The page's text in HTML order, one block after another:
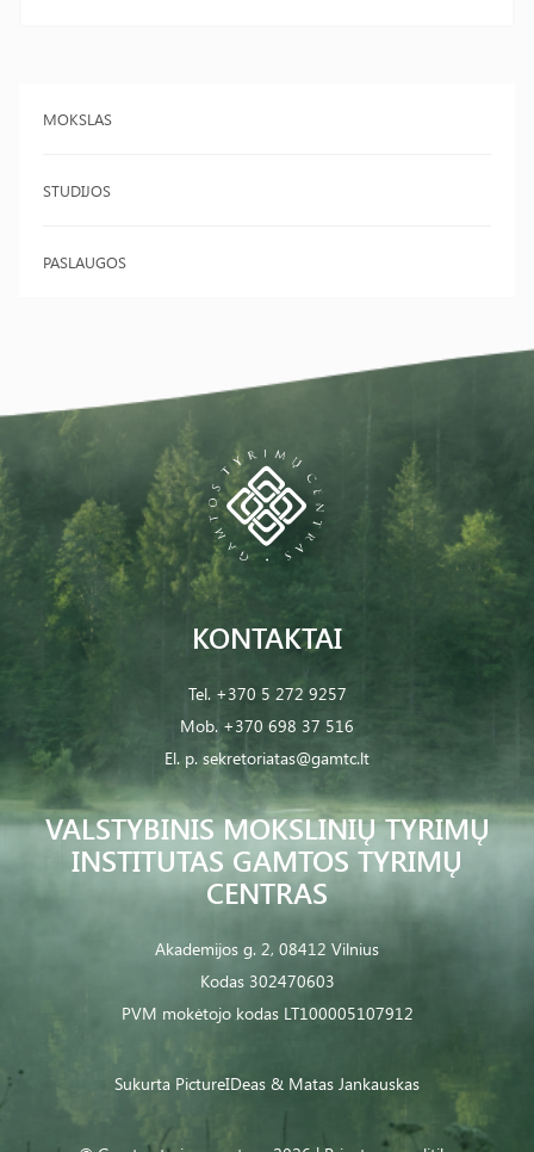
MOKSLAS
STUDIJOS
PASLAUGOS
VALSTYBINIS MOKSLINIŲ TYRIMŲ
INSTITUTAS GAMTOS TYRIMŲ
CENTRAS
Akademijos g. 2, 08412 Vilnius
Kodas 302470603
PVM mokėtojo kodas LT100005107912
KONTAKTAI
Tel. +370 5 272 9257
Mob. +370 698 37 516
El. p. sekretoriatas@gamtc.lt
Sukurta PictureIDeas & Matas Jankauskas